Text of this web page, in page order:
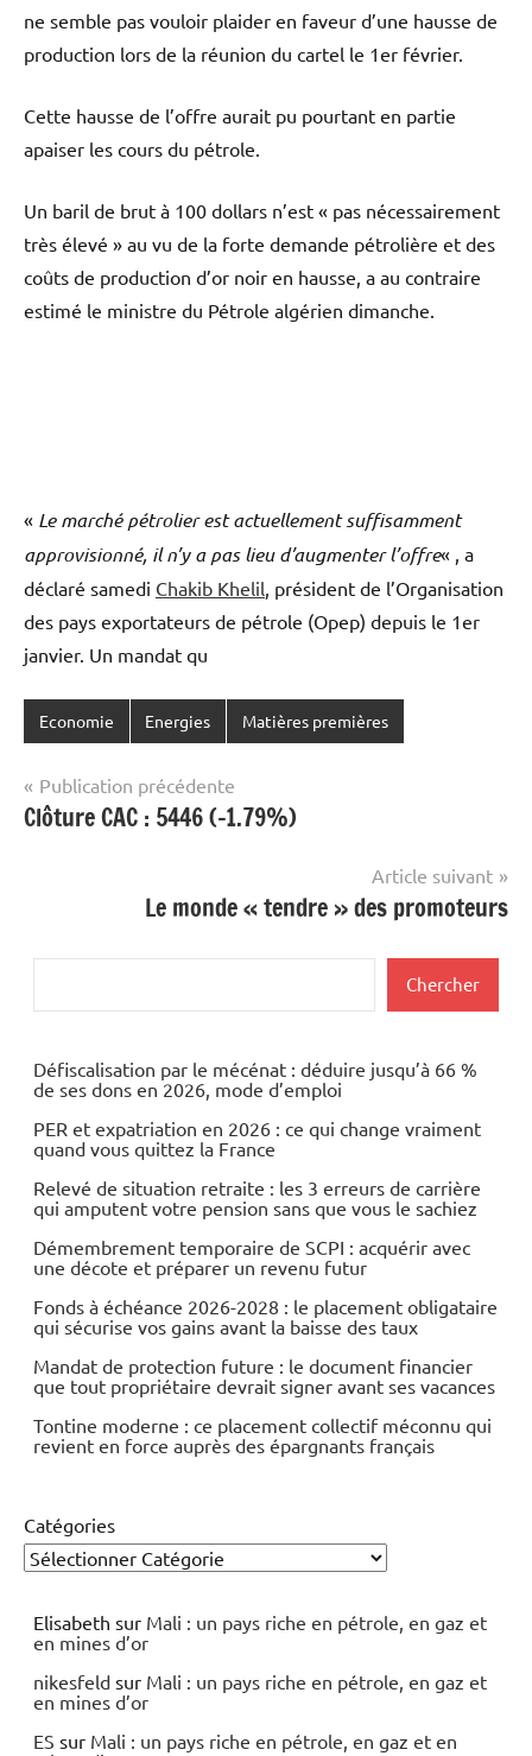
ne semble pas vouloir plaider en faveur d’une hausse de
production lors de la réunion du cartel le 1er février.
Cette hausse de l’offre aurait pu pourtant en partie
apaiser les cours du pétrole.
Un baril de brut à 100 dollars n’est « pas nécessairement
très élevé » au vu de la forte demande pétrolière et des
coûts de production d’or noir en hausse, a au contraire
estimé le ministre du Pétrole algérien dimanche.
« Le marché pétrolier est actuellement suffisamment
approvisionné, il n’y a pas lieu d’augmenter l’offre« , a
déclaré samedi Chakib Khelil , président de l’Organisation
des pays exportateurs de pétrole (Opep) depuis le 1er
janvier. Un mandat qu
Economie Energies Matières premières
Navigation
de
Publication précédente
Clôture CAC : 5446 (-1.79%)
Article suivant
Le monde « tendre » des promoteurs
Chercher
Défiscalisation par le mécénat : déduire jusqu’à 66 %
de ses dons en 2026, mode d’emploi
PER et expatriation en 2026 : ce qui change vraiment
quand vous quittez la France
Relevé de situation retraite : les 3 erreurs de carrière
qui amputent votre pension sans que vous le sachiez
Démembrement temporaire de SCPI : acquérir avec
une décote et préparer un revenu futur
Fonds à échéance 2026-2028 : le placement obligataire
qui sécurise vos gains avant la baisse des taux
Mandat de protection future : le document financier
que tout propriétaire devrait signer avant ses vacances
Tontine moderne : ce placement collectif méconnu qui
revient en force auprès des épargnants français
Catégories
Elisabeth sur Mali : un pays riche en pétrole, en gaz et
en mines d’or
nikesfeld sur Mali : un pays riche en pétrole, en gaz et
en mines d’or
ES sur Mali : un pays riche en pétrole, en gaz et en